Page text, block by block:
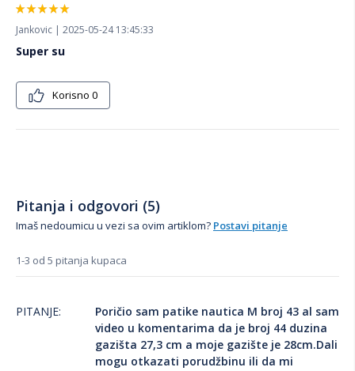
Jankovic | 2025-05-24 13:45:33
Super su
Korisno 0
Pitanja i odgovori (5)
Imaš nedoumicu u vezi sa ovim artiklom? Postavi pitanje
1-3 od 5 pitanja kupaca
PITANJE:
Poričio sam patike nautica M broj 43 al sam
video u komentarima da je broj 44 duzina
gazišta 27,3 cm a moje gazište je 28cm.Dali
mogu otkazati porudžbinu ili da mi